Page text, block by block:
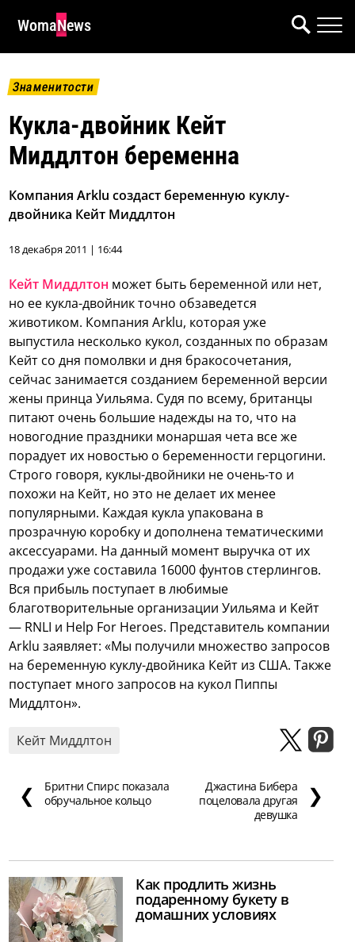
WomaNews
Знаменитости
Кукла-двойник Кейт
Миддлтон беременна
Компания Arklu создаст беременную куклу-
двойника Кейт Миддлтон
18 декабря 2011 | 16:44
Кейт Миддлтон может быть беременной или нет,
но ее кукла-двойник точно обзаведется
животиком. Компания Arklu, которая уже
выпустила несколько кукол, созданных по образам
Кейт со дня помолвки и дня бракосочетания,
сейчас занимается созданием беременной версии
жены принца Уильяма. Судя по всему, британцы
питают очень большие надежды на то, что на
новогодние праздники монаршая чета все же
порадует их новостью о беременности герцогини.
Строго говоря, куклы-двойники не очень-то и
похожи на Кейт, но это не делает их менее
популярными. Каждая кукла упакована в
прозрачную коробку и дополнена тематическими
аксессуарами. На данный момент выручка от их
продажи уже составила 16000 фунтов стерлингов.
Вся прибыль поступает в любимые
благотворительные организации Уильяма и Кейт
— RNLI и Help For Heroes. Представитель компании
Arklu заявляет: «Мы получили множество запросов
на беременную куклу-двойника Кейт из США. Также
поступает много запросов на кукол Пиппы
Миддлтон».
Кейт Миддлтон
❮
Бритни Спирс показала
обручальное кольцо
Джастина Бибера
поцеловала другая
девушка
❯
Как продлить жизнь
подаренному букету в
домашних условиях